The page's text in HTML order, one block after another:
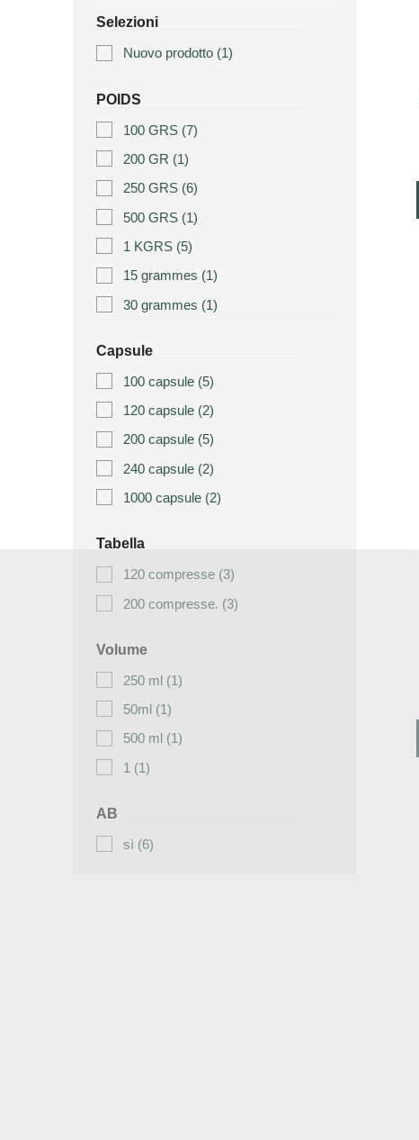
Selezioni
Nuovo prodotto (1)
POIDS
100 GRS (7)
200 GR (1)
250 GRS (6)
500 GRS (1)
1 KGRS (5)
15 grammes (1)
30 grammes (1)
Capsule
100 capsule (5)
120 capsule (2)
200 capsule (5)
240 capsule (2)
1000 capsule (2)
Tabella
120 compresse (3)
200 compresse. (3)
Volume
250 ml (1)
50ml (1)
500 ml (1)
1 (1)
AB
sì (6)